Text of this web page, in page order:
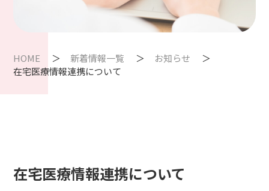
HOME 新着情報一覧
お知らせ
在宅医療情報連携について
在宅医療情報連携について